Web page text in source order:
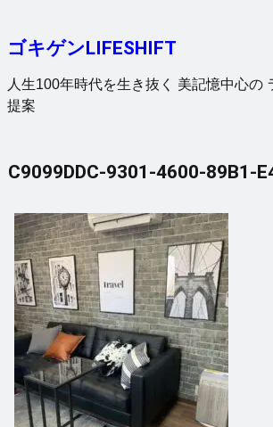
を
ス
キ
ゴキゲンLIFESHIFT
人生100年時代を生き抜く 美記憶中心の
提案
C9099DDC-9301-4600-89B1-